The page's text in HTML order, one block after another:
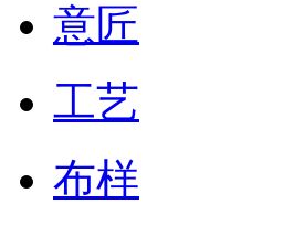
意匠
工艺
布样